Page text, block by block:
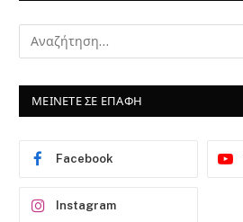
ΜΕΙΝΕΤΕ ΣΕ ΕΠΑΦΗ
Facebook
Instagram